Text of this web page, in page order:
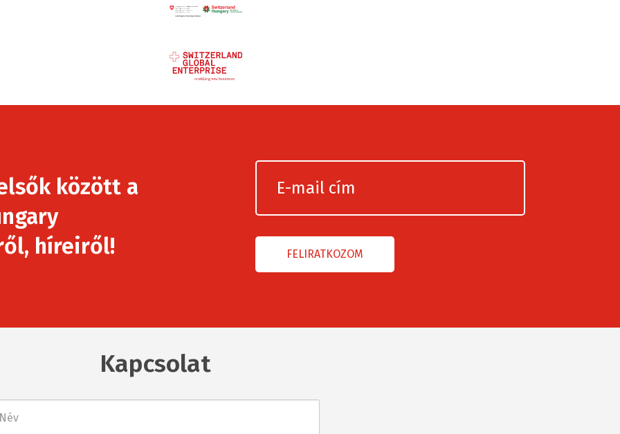
között a
híreiről!
Kapcsolat